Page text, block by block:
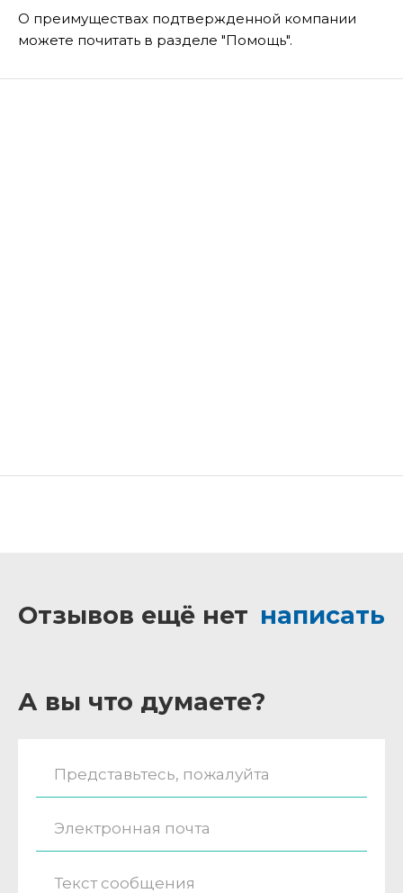
О преимуществах подтвержденной компании
можете почитать в разделе "Помощь".
Отзывов ещё нет написать
А вы что думаете?